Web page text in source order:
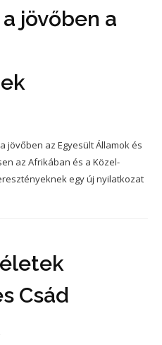
jövőben a
jövőben az Egyesült Államok és
az Afrikában és a Közel-
egy új nyilatkozat
Csád